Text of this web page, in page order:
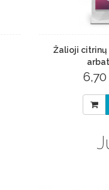
Žalioji citrinų